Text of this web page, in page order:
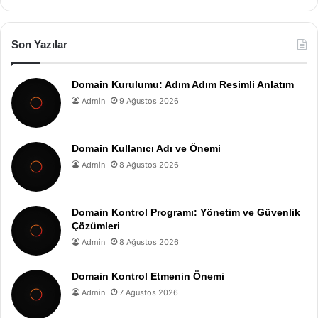
Son Yazılar
Domain Kurulumu: Adım Adım Resimli Anlatım
Admin 9 Ağustos 2026
Domain Kullanıcı Adı ve Önemi
Admin 8 Ağustos 2026
Domain Kontrol Programı: Yönetim ve Güvenlik
Çözümleri
Admin 8 Ağustos 2026
Domain Kontrol Etmenin Önemi
Admin 7 Ağustos 2026